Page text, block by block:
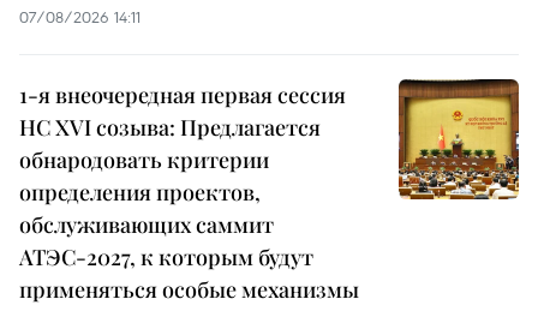
07/08/2026 14:11
1-я внеочередная первая сессия
НС XVI созыва: Предлагается
обнародовать критерии
определения проектов,
обслуживающих саммит
АТЭС-2027, к которым будут
применяться особые механизмы